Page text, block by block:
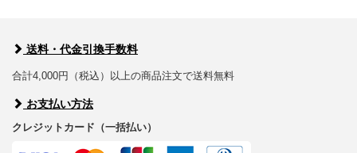
送料・代金引換手数料
合計4,000円（税込）以上の商品注文で送料無料
お支払い方法
クレジットカード（一括払い）